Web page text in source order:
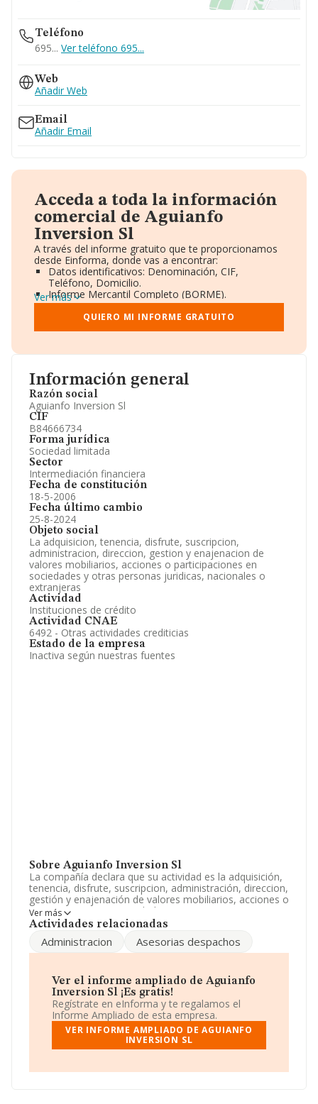
Información general
Razón social
Aguianfo Inversion Sl
CIF
B84666734
Forma jurídica
Sociedad limitada
Sector
Intermediación financiera
Fecha de constitución
18-5-2006
Fecha último cambio
25-8-2024
Objeto social
La adquisicion, tenencia, disfrute, suscripcion,
administracion, direccion, gestion y enajenacion de
valores mobiliarios, acciones o participaciones en
sociedades y otras personas juridicas, nacionales o
extranjeras
Actividad
Instituciones de crédito
Actividad CNAE
6492 - Otras actividades crediticias
Estado de la empresa
Inactiva según nuestras fuentes
Sobre Aguianfo Inversion Sl
La compañía declara que su actividad es la adquisición,
tenencia, disfrute, suscripcion, administración, direccion,
gestión y enajenación de valores mobiliarios, acciones o
participaciones en sociedades y otras personas
juridicas, nacionales o extranjeras. La empresa aparece
Limitada. Su actividad CNAE es 'Otras actividades
crediticias' con código 6492. No realiza actividad de
La compañíaAguianfo Inversion S.L
, B84666734, se
encuentra en Calle López De Hoyos núm. 62 3 D,
(28002), Madrid, Madrid.
En base a la información de la que dispone INFORMA
sobre 2.436 compañías, a nivel nacional la facturación
promedio de facturación de 1 millón de euros entre
Ver más
Actividades relacionadas
Administracion Asesorias despachos
Ver el informe ampliado de Aguianfo
Inversion Sl ¡Es gratis!
Regístrate en eInforma y te regalamos el
Informe Ampliado de esta empresa.
VER INFORME AMPLIADO DE AGUIANFO
INVERSION SL
Teléfono
695... Ver teléfono 695...
Web
Añadir Web
Email
Añadir Email
Acceda a toda la información
comercial de Aguianfo
Inversion Sl
A través del informe gratuito que te proporcionamos
desde Einforma, donde vas a encontrar:
Datos identificativos: Denominación, CIF,
Teléfono, Domicilio.
Informe Mercantil Completo (BORME).
Gráficos de Evolución Ventas y Empleados.
Consejo de Administración y Administradores.
Directivos y Ejecutivos.
Información oficial y registral complementaria.
Ver más
QUIERO MI INFORME GRATUITO